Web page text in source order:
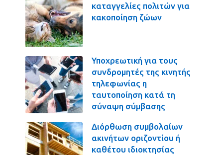
καταγγελίες πολιτών για
κακοποίηση ζώων
Υποχρεωτική για τους
συνδρομητές της κινητής
τηλεφωνίας η
ταυτοποίηση κατά τη
σύναψη σύμβασης
Διόρθωση συμβολαίων
ακινήτων οριζοντίου ή
καθέτου ιδιοκτησίας